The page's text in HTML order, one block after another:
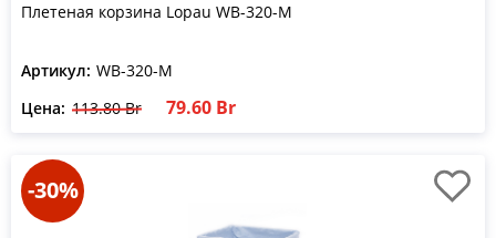
Плетеная корзина Lopau WB-320-M
Артикул: WB-320-M
Цена: 113.80 Br 79.60 Br
-30%